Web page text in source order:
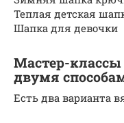
Теплая детская
Шапка для девочки
Мастер-
двумя
Есть два варианта